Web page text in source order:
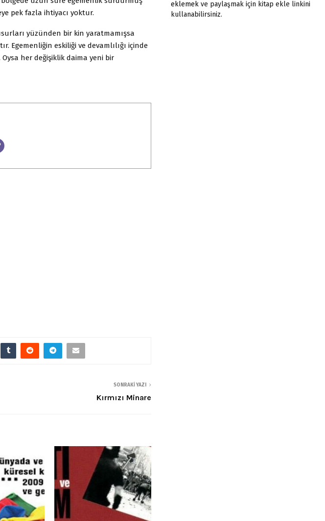
pek fazla ihtiyacı yoktur.
yüzünden bir kin yaratmamışsa
Egemenliğin eskiliği ve devamlılığı içinde
her değişiklik daima yeni bir
SONRAKI YAZI
Kırmızı Minare
eklemek ve paylaşmak için kitap ekle linkini
kullanabilirsiniz.